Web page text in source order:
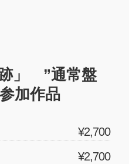
」 ”通常盤
加作品
¥2,700
¥2,700